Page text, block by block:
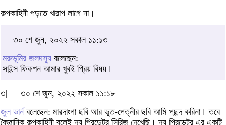
কল্পকাহিনী পড়তে খারাপ লাগে না।
৩০ শে জুন, ২০২২ সকাল ১১:১৩
মরুভূমির জলদস্যু বলেছেন:
সাইন্স ফিকশন আমার খুবই প্রিয় বিষয়।
৩|
৩০ শে জুন, ২০২২ সকাল ১১:১৮
জুল ভার্নবলেছেন: মারদাংগা ছবি আর ভূত-পেত্নীর ছবি আমি পছন্দ করিনা। তবে
বৈজ্ঞানিক কল্পকাহিনী বলেই দ্য প্রিডেটর সিরিজ দেখেছি। দ্য প্রিডেটর এর একটি